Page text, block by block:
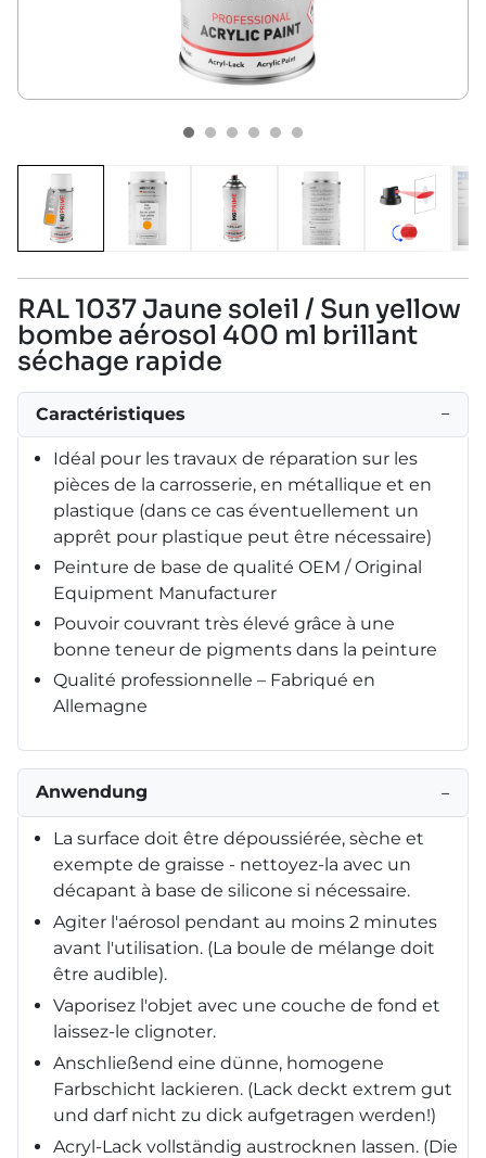
RAL 1037 Jaune soleil / Sun yellow
bombe aérosol 400 ml brillant
séchage rapide
Caractéristiques −
Idéal pour les travaux de réparation sur les
pièces de la carrosserie, en métallique et en
plastique (dans ce cas éventuellement un
apprêt pour plastique peut être nécessaire)
Peinture de base de qualité OEM / Original
Equipment Manufacturer
Pouvoir couvrant très élevé grâce à une
bonne teneur de pigments dans la peinture
Qualité professionnelle – Fabriqué en
Allemagne
Anwendung −
La surface doit être dépoussiérée, sèche et
exempte de graisse - nettoyez-la avec un
décapant à base de silicone si nécessaire.
Agiter l'aérosol pendant au moins 2 minutes
avant l'utilisation. (La boule de mélange doit
être audible).
Vaporisez l'objet avec une couche de fond et
laissez-le clignoter.
Anschließend eine dünne, homogene
Farbschicht lackieren. (Lack deckt extrem gut
und darf nicht zu dick aufgetragen werden!)
Acryl-Lack vollständig austrocknen lassen. (Die